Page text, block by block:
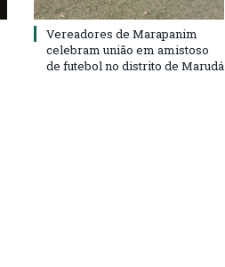
Vereadores de Marapanim
celebram união em amistoso
de futebol no distrito de Marudá